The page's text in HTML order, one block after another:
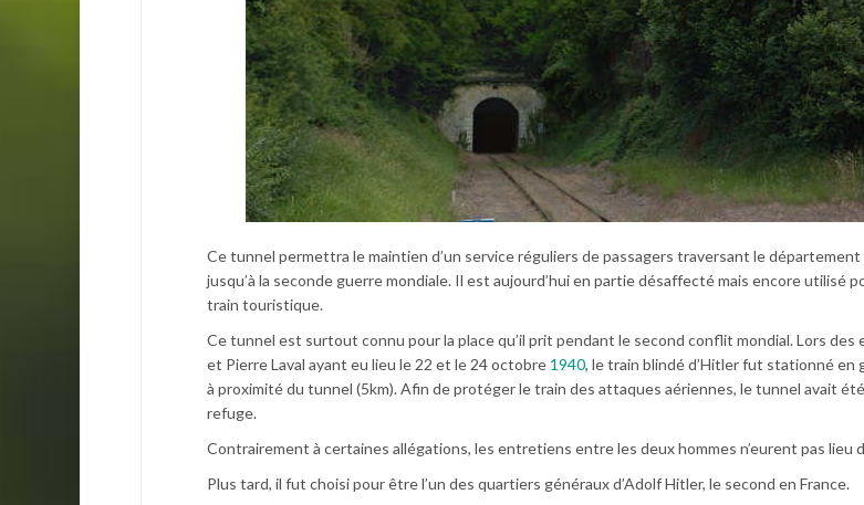
Ce tunnel permettra le maintien d’un service réguliers de passagers traversant le
jusqu’à la seconde guerre mondiale. Il est aujourd’hui en partie désaffecté mais encore utilisé
train touristique.
Ce tunnel est surtout connu pour la place qu’il prit pendant le second conflit mondial. Lors
et Pierre Laval ayant eu lieu le 22 et le 24 octobre 1940, le train blindé d’Hitler fut stationné en
à proximité du tunnel (5km). Afin de protéger le train des attaques aériennes, le tunnel avait
refuge.
Contrairement à certaines allégations, les entretiens entre les deux hommes n’eurent pas lieu
Plus tard, il fut choisi pour être l’un des quartiers généraux d’Adolf Hitler, le second en France.